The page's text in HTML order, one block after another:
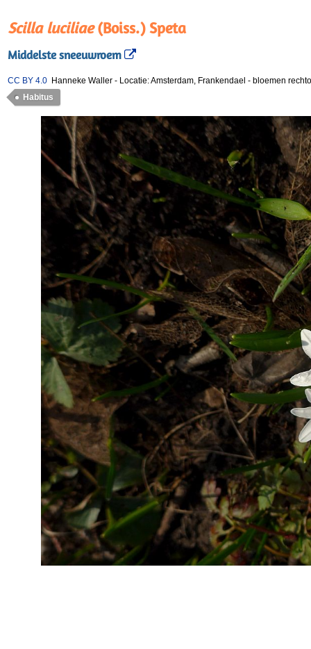
Scilla luciliae(Boiss.) Speta
Middelste sneeuwroem
CC BY 4.0 Hanneke Waller - Locatie: Amsterdam, Frankendael - bloemen
Habitus